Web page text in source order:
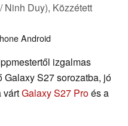
Ninh Duy), Közzétett
Android
izgalmas
S27 sorozatba, jó
vártGalaxy S27 Proés a